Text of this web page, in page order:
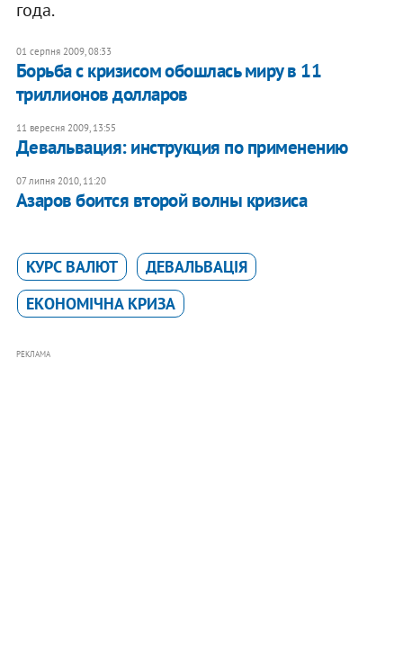
года.
01 серпня 2009, 08:33
Борьба с кризисом обошлась миру в 11
триллионов долларов
11 вересня 2009, 13:55
Девальвация: инструкция по применению
07 липня 2010, 11:20
Азаров боится второй волны кризиса
КУРС ВАЛЮТ
ДЕВАЛЬВАЦІЯ
ЕКОНОМІЧНА КРИЗА
РЕКЛАМА